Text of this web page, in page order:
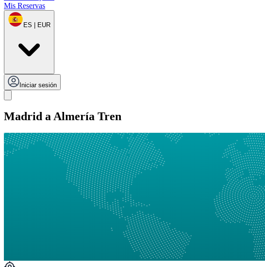
Mis Reservas
ES | EUR
Iniciar sesión
Madrid a Almería Tren